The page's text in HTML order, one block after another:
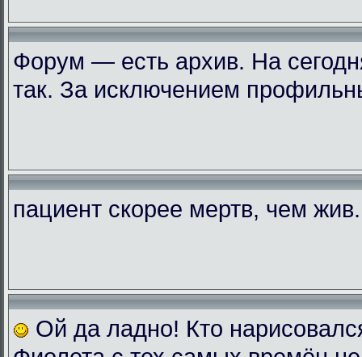
Форум — есть архив. На
так. За исключением
пациент скорее мертв, чем
Ой да ладно! Кто